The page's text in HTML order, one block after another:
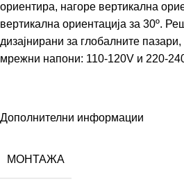
ориентира, нагоре вертикална
вертикална ориентација за 30º.
дизајнирани за глобалните
мрежни напони: 110-120V и 220-
Дополнителни информации
МОНТАЖА